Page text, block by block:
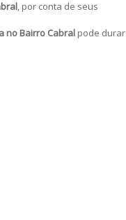
, por conta de seus
no Bairro Cabral pode durar